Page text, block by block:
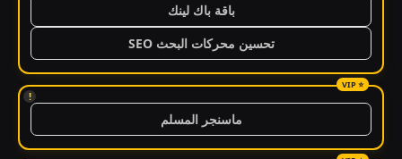
باقة باك لينك
تحسين محركات البحث SEO
!
ماسنجر المسلم